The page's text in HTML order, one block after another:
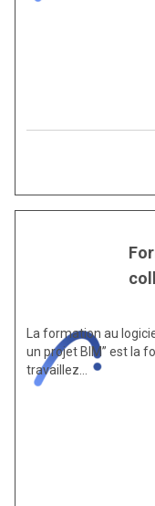
La formation au
un projet BIM” est la
travaillez…